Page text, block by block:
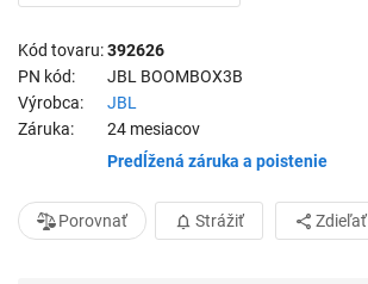
Kód tovaru 392626
PN kód
JBL BOOMBOX3B
Výrobca
JBL
Záruka
24 mesiacov
Predĺžená záruka a poistenie
Porovnať Strážiť Zdieľať